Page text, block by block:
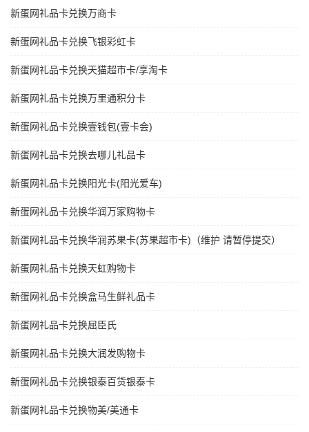
新蛋网礼品卡兑换万商卡
新蛋网礼品卡兑换飞银彩虹卡
新蛋网礼品卡兑换天猫超市卡/享淘卡
新蛋网礼品卡兑换万里通积分卡
新蛋网礼品卡兑换壹钱包(壹卡会)
新蛋网礼品卡兑换去哪儿礼品卡
新蛋网礼品卡兑换阳光卡(阳光爱车)
新蛋网礼品卡兑换华润万家购物卡
新蛋网礼品卡兑换华润苏果卡(苏果超市卡)（维护 请暂停提交）
新蛋网礼品卡兑换天虹购物卡
新蛋网礼品卡兑换盒马生鲜礼品卡
新蛋网礼品卡兑换屈臣氏
新蛋网礼品卡兑换大润发购物卡
新蛋网礼品卡兑换银泰百货银泰卡
新蛋网礼品卡兑换物美/美通卡